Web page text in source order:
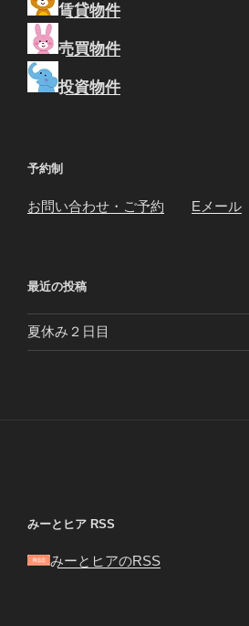
賃貸物件
売買物件
投資物件
予約制
お問い合わせ・ご予約 Eメール
最近の投稿
夏休み２日目
みーとヒア RSS
みーとヒアのRSS